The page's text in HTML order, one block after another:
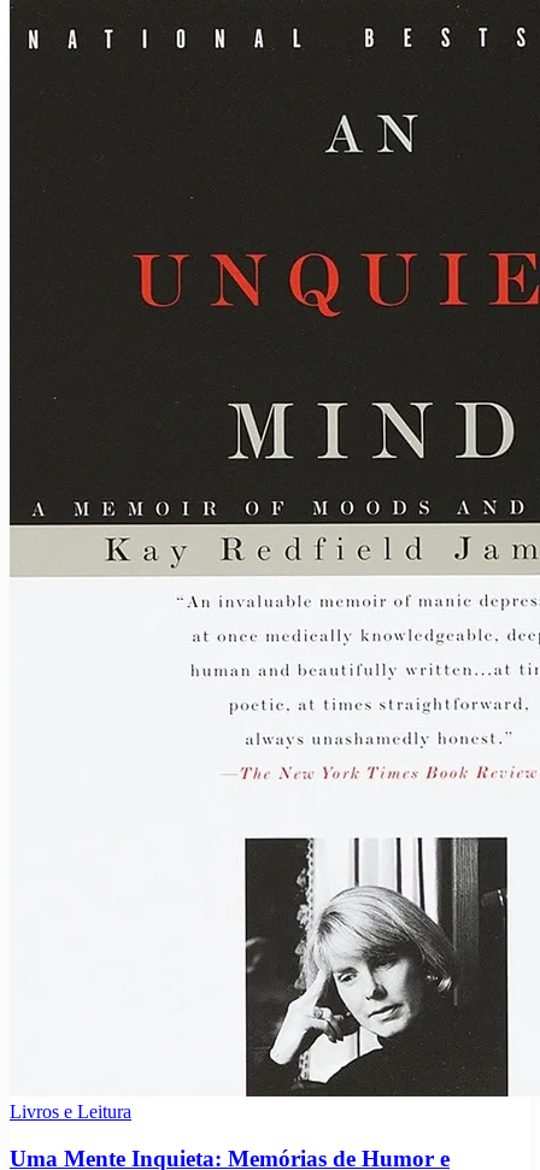
Livros e Leitura
Uma Mente Inquieta: Memórias de Humor e